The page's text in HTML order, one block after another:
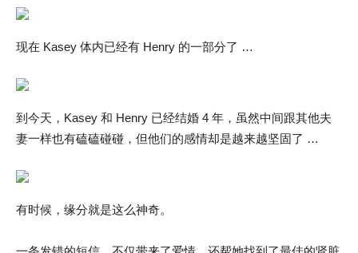
现在 Kasey 体内已经有 Henry 的一部分了 …
到今天，Kasey 和 Henry 已经结婚 4 年，虽然中间跟其他夫
妻一样也有磕磕碰碰，但他们的感情却是越来越坚固了 …
有时候，缘分就是这么神奇。